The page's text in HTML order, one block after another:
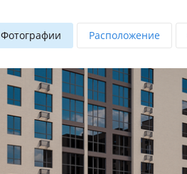
Фотографии Расположение